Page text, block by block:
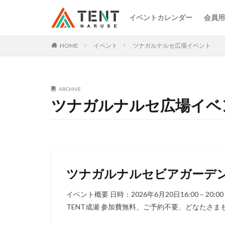
イベントカレンダー 会員
HOME イベント ツナガルナルセ広場イベント
ARCHIVE
ツナガルナルセ広場イ
ツナガルナルセビアガーデ
イベント概要 日時：2026年6月20日16:00－
TENT成瀬 参加費無料、ご予約不要、どなたさま